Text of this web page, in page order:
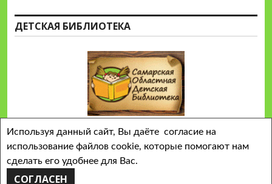
ДЕТСКАЯ БИБЛИОТЕКА
Сайт работает на WordPress
Используя данный сайт, Вы даёте согласие на
использование файлов cookie, которые помогают нам
сделать его удобнее для Вас.
СОГЛАСЕН